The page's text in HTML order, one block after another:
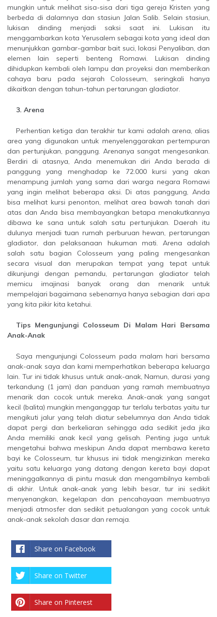
mungkin untuk melihat sisa-sisa dari tiga gereja Kristen yang
berbeda di dalamnya dan stasiun Jalan Salib. Selain stasiun,
lukisan dinding menjadi saksi saat ini. Lukisan itu
menggambarkan kota Yerusalem sebagai kota yang ideal dan
menunjukkan gambar-gambar bait suci, lokasi Penyaliban, dan
elemen lain seperti benteng Romawi. Lukisan dinding
dihidupkan kembali oleh lampu dan proyeksi dan memberikan
cahaya baru pada sejarah Colosseum, seringkali hanya
dikaitkan dengan tahun-tahun pertarungan gladiator.
3. Arena
Perhentian ketiga dan terakhir tur kami adalah arena, alias
area yang digunakan untuk menyelenggarakan pertempuran
dan pertunjukan, panggung. Arenanya sangat mengesankan.
Berdiri di atasnya, Anda menemukan diri Anda berada di
panggung yang menghadap ke 72.000 kursi yang akan
menampung jumlah yang sama dari warga negara Romawi
yang ingin melihat beberapa aksi. Di atas panggung, Anda
bisa melihat kursi penonton, melihat area bawah tanah dari
atas dan Anda bisa membayangkan betapa menakutkannya
dibawa ke sana untuk salah satu pertunjukan. Daerah itu
dulunya menjadi tuan rumah perburuan hewan, pertarungan
gladiator, dan pelaksanaan hukuman mati. Arena adalah
salah satu bagian Colosseum yang paling mengesankan
secara visual dan merupakan tempat yang tepat untuk
dikunjungi dengan pemandu, pertarungan gladiator telah
memicu imajinasi banyak orang dan menarik untuk
mempelajari bagaimana sebenarnya hanya sebagian dari apa
yang kita pikir kita ketahui.
Tips Mengunjungi Colosseum Di Malam Hari Bersama
Anak-Anak
Saya mengunjungi Colosseum pada malam hari bersama
anak-anak saya dan kami memperhatikan beberapa keluarga
lain. Tur ini tidak khusus untuk anak-anak, Namun, durasi yang
terkandung (1 jam) dan panduan yang ramah membuatnya
menarik dan cocok untuk mereka. Anak-anak yang sangat
kecil (balita) mungkin menganggap tur terlalu terbatas yaitu tur
mengikuti jalur yang telah diatur sebelumnya dan Anda tidak
dapat pergi dan berkeliaran sehingga ada sedikit jeda jika
Anda memiliki anak kecil yang gelisah. Penting juga untuk
mengetahui bahwa meskipun Anda dapat membawa kereta
bayi ke Colosseum, tur khusus ini tidak mengizinkan mereka
yaitu satu keluarga yang datang dengan kereta bayi dapat
meninggalkannya di pintu masuk dan mengambilnya kembali
di akhir. Untuk anak-anak yang lebih besar, tur ini sedikit
menyenangkan, kegelapan dan pencahayaan membuatnya
menjadi atmosfer dan sedikit petualangan yang cocok untuk
anak-anak sekolah dasar dan remaja.
Share on Facebook
Share on Twitter
Share on Pinterest